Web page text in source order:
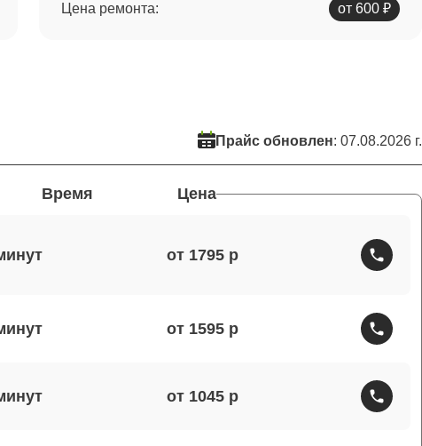
Цена ремонта:
от 600 ₽
Прайс обновлен: 07.08.2026 г.
Время Цена
от 1795
от 1595
от 1045